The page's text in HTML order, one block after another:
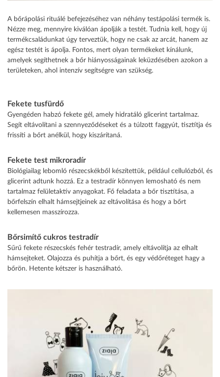
A bőrápolási rituálé befejezéséhez van néhány testápolási termék is.
Nézze meg, mennyire kiválóan ápolják a testét. Tudnia kell, hogy új
termékcsaládunkat úgy terveztük, hogy ne csak az arcát, hanem az
egész testét is ápolja. Fontos, mert olyan termékeket kínálunk,
amelyek segíthetnek a bőr hiányosságainak leküzdésében azokon a
területeken, ahol intenzív segítségre van szükség.
Fekete tusfürdő
Gyengéden habzó fekete gél, amely hidratáló glicerint tartalmaz.
Segít eltávolítani a szennyeződéseket és a túlzott faggyút, tisztítja és
frissíti a bőrt anélkül, hogy kiszárítaná.
Fekete test mikroradír
Biológiailag lebomló részecskékből készítettük, például cellulózból, és
glicerint adtunk hozzá. Ez a testradír könnyen lemosható és nem
tartalmaz felületaktív anyagokat. Fő feladata a bőr tisztítása, a
bőrfelszín elhalt hámsejtjeinek az eltávolítása és hogy a bőrt
kellemesen masszírozza.
Bőrsimítő cukros testradír
Sűrű fekete részecskés fehér testradír, amely eltávolítja az elhalt
hámsejteket. Olajozza és puhítja a bőrt, és egy védőréteget hagy a
bőrön. Hetente kétszer is használható.